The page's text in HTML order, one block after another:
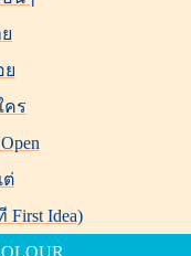
ย
คร
ต่
First Idea)